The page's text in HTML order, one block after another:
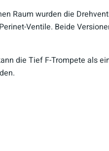
Raum wurden die
Ventile. Beide
die Tief F-Trompete als